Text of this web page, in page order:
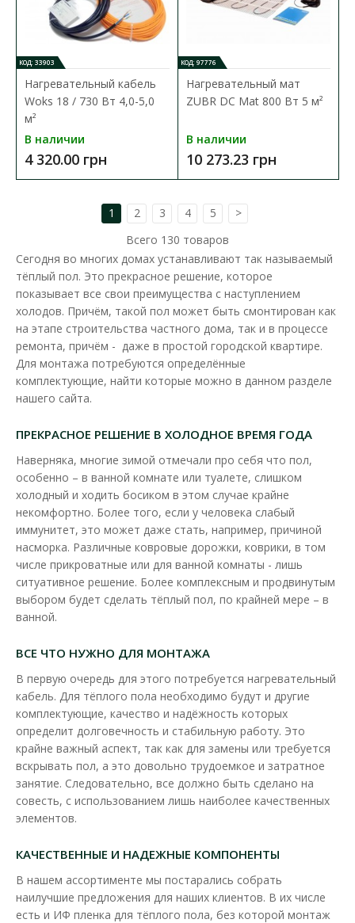
Нагревательный кабель Woks 18 / 295 Вт 1,6-2,0 м²
Доступность: В наличии
Woks 18 это нагревательный кабель с двумя
В КОРЗИНУ
В сравнения
В закладки
КОД: 33903
Нагревательный кабель
Woks 18 / 730 Вт 4,0-5,0
м²
В наличии
4 320.00 грн
КОД: 97776
Нагревательный мат
ZUBR DC Mat 800 Вт 5 м²
В наличии
10 273.23 грн
1 2 3 4 5
>
Всего 130 товаров
Сегодня во многих домах устанавливают так называемый
тёплый пол. Это прекрасное решение, которое
показывает все свои преимущества с наступлением
холодов. Причём, такой пол может быть смонтирован как
на этапе строительства частного дома, так и в процессе
ремонта, причём - даже в простой городской квартире.
Для монтажа потребуются определённые
комплектующие, найти которые можно в данном разделе
нашего сайта.
ПРЕКРАСНОЕ РЕШЕНИЕ В ХОЛОДНОЕ ВРЕМЯ ГОДА
Наверняка, многие зимой отмечали про себя что пол,
особенно – в ванной комнате или туалете, слишком
холодный и ходить босиком в этом случае крайне
некомфортно. Более того, если у человека слабый
иммунитет, это может даже стать, например, причиной
насморка. Различные ковровые дорожки, коврики, в том
числе прикроватные или для ванной комнаты - лишь
ситуативное решение. Более комплексным и продвинутым
выбором будет сделать тёплый пол, по крайней мере – в
ванной.
ВСЕ ЧТО НУЖНО ДЛЯ МОНТАЖА
В первую очередь для этого потребуется нагревательный
кабель. Для тёплого пола необходимо будут и другие
комплектующие, качество и надёжность которых
определит долговечность и стабильную работу. Это
крайне важный аспект, так как для замены или требуется
вскрывать пол, а это довольно трудоемкое и затратное
занятие. Следовательно, все должно быть сделано на
совесть, с использованием лишь наиболее качественных
элементов.
КАЧЕСТВЕННЫЕ И НАДЕЖНЫЕ КОМПОНЕНТЫ
В нашем ассортименте мы постарались собрать
наилучшие предложения для наших клиентов. В их числе
есть и ИФ пленка для тёплого пола, без которой монтаж